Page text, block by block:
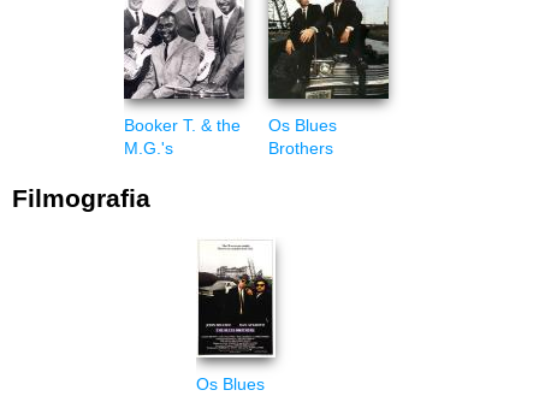
Booker T. & the
M.G.'s
Os Blues
Brothers
Filmografia
Os Blues